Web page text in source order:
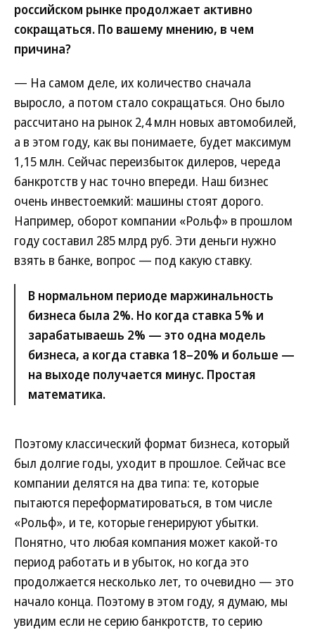
российском рынке продолжает активно
сокращаться. По вашему мнению, в чем
причина?
— На самом деле, их количество сначала
выросло, а потом стало сокращаться. Оно было
рассчитано на рынок 2,4 млн новых автомобилей,
а в этом году, как вы понимаете, будет максимум
1,15 млн. Сейчас переизбыток дилеров, череда
банкротств у нас точно впереди. Наш бизнес
очень инвестоемкий: машины стоят дорого.
Например, оборот компании «Рольф» в прошлом
году составил 285 млрд руб. Эти деньги нужно
взять в банке, вопрос — под какую ставку.
В нормальном периоде маржинальность
бизнеса была 2%. Но когда ставка 5% и
зарабатываешь 2% — это одна модель
бизнеса, а когда ставка 18–20% и больше —
на выходе получается минус. Простая
математика.
Поэтому классический формат бизнеса, который
был долгие годы, уходит в прошлое. Сейчас все
компании делятся на два типа: те, которые
пытаются переформатироваться, в том числе
«Рольф», и те, которые генерируют убытки.
Понятно, что любая компания может какой-то
период работать и в убыток, но когда это
продолжается несколько лет, то очевидно — это
начало конца. Поэтому в этом году, я думаю, мы
увидим если не серию банкротств, то серию